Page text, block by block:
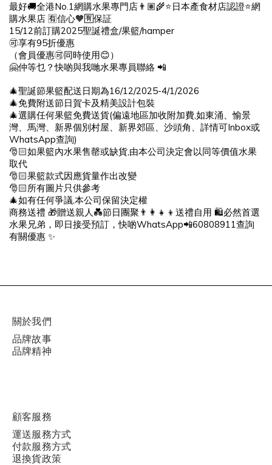
最好🚚全港No.1網購水果專門店👨🏽‍🌾⭐ 日本產食材店認證⭐網
購水果店 🈶️信心🧡🈶️保証
15/12前訂購2025聖誕禮盒/果籃/hamper
🉑️享有95折優惠
（會員優惠🉑️同時使用😊）
🤗仲等乜？快啲與我哋水果專員聯絡 📲
🎄聖誕節果籃配送日期為16/12/2025-4/1/2026
🎄免費附送節日賀卡及精美設計包裝
🎄選購任何果籃免費送貨(偏遠地區加收附加費,如東涌、愉景
灣、馬灣、新界個別村屋、新界郊區、沙頭角、詳情可Inbox或
WhatsApp查詢)
🎅🏻如果籃內水果售罄或缺貨,由本公司決定會以同等價值水果
取代
🎅🏻果籃款式因應貨量作出改變
🎅🏻所有圖片只供參考
🎄如有任何爭議,本公司保留決定權
商務送禮 🎁贈送親人 💑節日團聚 👨👩👧👦 送禮自用 🛍必然首選
水果兄弟，即日接受預訂，快啲WhatsApp📲60808911查詢
有關優惠 ✨
關於我們
品牌故事
品牌精神
顧客服務
運送服務方式
付款服務方式
退換貨政策